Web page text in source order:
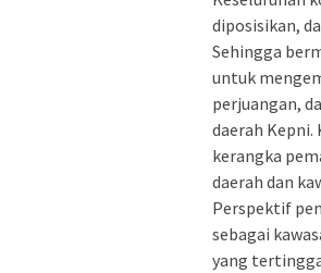
diposisikan,
Sehingga
untuk
perjuangan,
daerah
kerangka
daerah dan
Perspektif
sebagai
yang